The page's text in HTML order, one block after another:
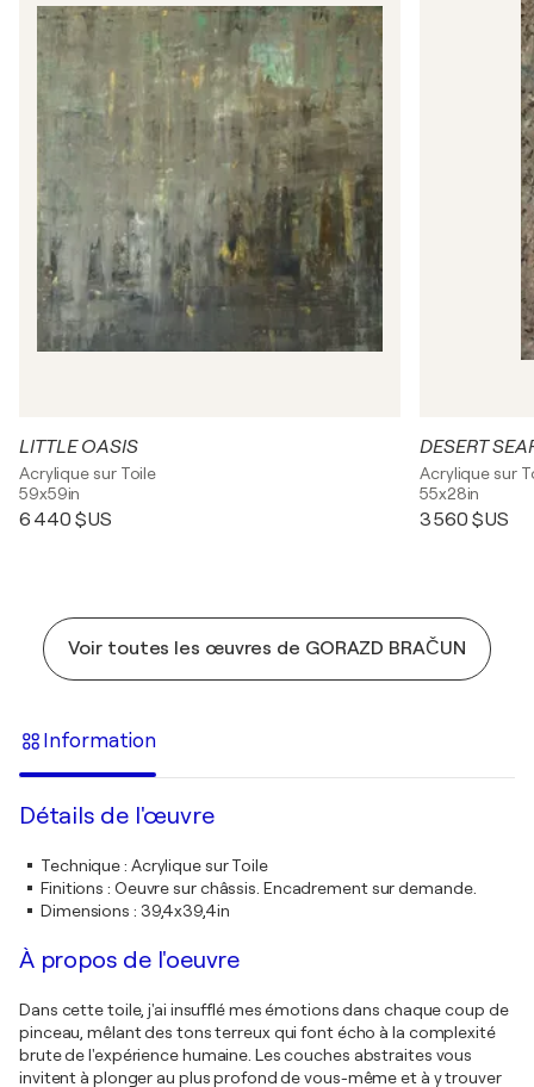
LITTLE OASIS
Acrylique sur Toile
59x59in
6 440 $US
DESERT
Acrylique sur
55x28in
3 560 $US
Voir toutes les œuvres de GORAZD BRAČUN
Information
Détails de l'œuvre
Technique: Acrylique sur Toile
Finitions : Oeuvre sur châssis. Encadrement sur demande.
Dimensions : 39,4x39,4in
À propos de l'oeuvre
Dans cette toile, j'ai insufflé mes émotions dans chaque coup de
pinceau, mêlant des tons terreux qui font écho à la complexité
brute de l'expérience humaine. Les couches abstraites vous
invitent à plonger au plus profond de vous-même et à y trouver